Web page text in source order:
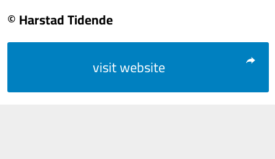
© Harstad Tidende
visit website